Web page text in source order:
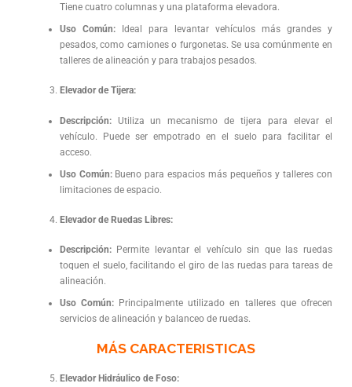
Tiene cuatro columnas y una plataforma elevadora.
Uso Común:Ideal para levantar vehículos más grandes y
pesados, como camiones o furgonetas. Se usa comúnmente en
talleres de alineación y para trabajos pesados.
Elevador de Tijera:
Descripción:Utiliza un mecanismo de tijera para elevar el
vehículo. Puede ser empotrado en el suelo para facilitar el
acceso.
Uso Común:Bueno para espacios más pequeños y talleres con
limitaciones de espacio.
Elevador de Ruedas Libres:
Descripción:Permite levantar el vehículo sin que las ruedas
toquen el suelo, facilitando el giro de las ruedas para tareas de
alineación.
Uso Común:Principalmente utilizado en talleres que ofrecen
servicios de alineación y balanceo de ruedas.
MÁS CARACTERISTICAS
Elevador Hidráulico de Foso: